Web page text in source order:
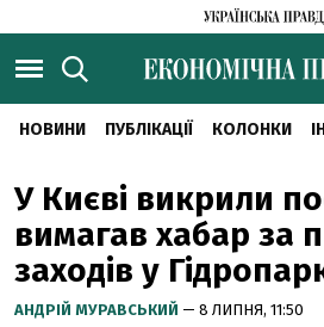
НОВИНИ ПУБЛІКАЦІЇ КОЛОНКИ
У Києві викрили
вимагав хабар за
заходів у
АНДРІЙ МУРАВСЬКИЙ — 8 ЛИПНЯ, 11:50